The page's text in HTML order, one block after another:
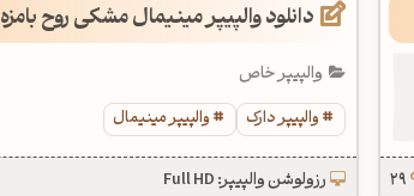
29
دانلود والپیپر مینیمال مشکی روح بامزه
والپیپر خاص
والپیپر دارک
والپیپر مینیمال
رزولوشن والپیپر: Full HD